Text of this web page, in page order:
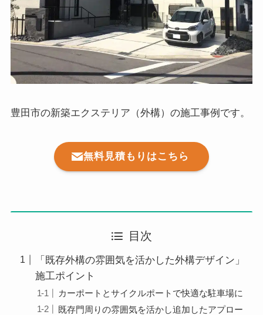
豊田市の新築エクステリア（外構）の施工事例です。
無料見積もりはこちら
目次
「既存外構の雰囲気を活かした外構デザイン」
施工ポイント
カーポートとサイクルポートで快適な駐車場に
既存門周りの雰囲気を活かし追加したアプロー